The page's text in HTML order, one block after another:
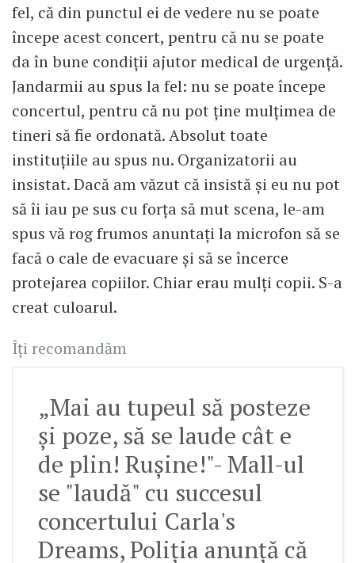
fel, că din punctul ei de vedere nu se poate
începe acest concert, pentru că nu se poate
da în bune condiții ajutor medical de urgență.
Jandarmii au spus la fel: nu se poate începe
concertul, pentru că nu pot ține mulțimea de
tineri să fie ordonată. Absolut toate
instituțiile au spus nu. Organizatorii au
insistat. Dacă am văzut că insistă și eu nu pot
să îi iau pe sus cu forța să mut scena, le-am
spus vă rog frumos anuntați la microfon să se
facă o cale de evacuare și să se încerce
protejarea copiilor. Chiar erau mulți copii. S-a
creat culoarul.
Îți recomandăm
„Mai au tupeul să posteze
și poze, să se laude cât e
de plin! Rușine!"- Mall-ul
se "laudă" cu succesul
concertului Carla's
Dreams, Poliția anunță că